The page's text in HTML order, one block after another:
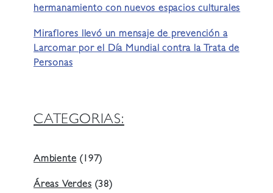
hermanamiento con nuevos espacios culturales
Miraflores llevó un mensaje de prevención a
Larcomar por el Día Mundial contra la Trata de
Personas
CATEGORIAS:
Ambiente (197)
Áreas Verdes (38)